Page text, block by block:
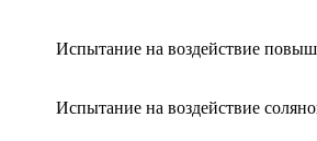
Испытание на воздействие
Испытание на воздействие